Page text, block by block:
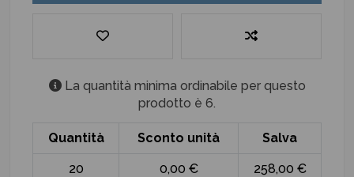
La quantità minima ordinabile per questo
prodotto è 6.
Quantità Sconto unità Salva
20 0,00 € 258,00 €